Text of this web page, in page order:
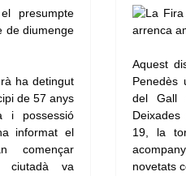
ha detingut
de 57 anys
i possessió
informat el
començar
ciutadà va
Aquest
Penedès
del Gall
19, la
novetats